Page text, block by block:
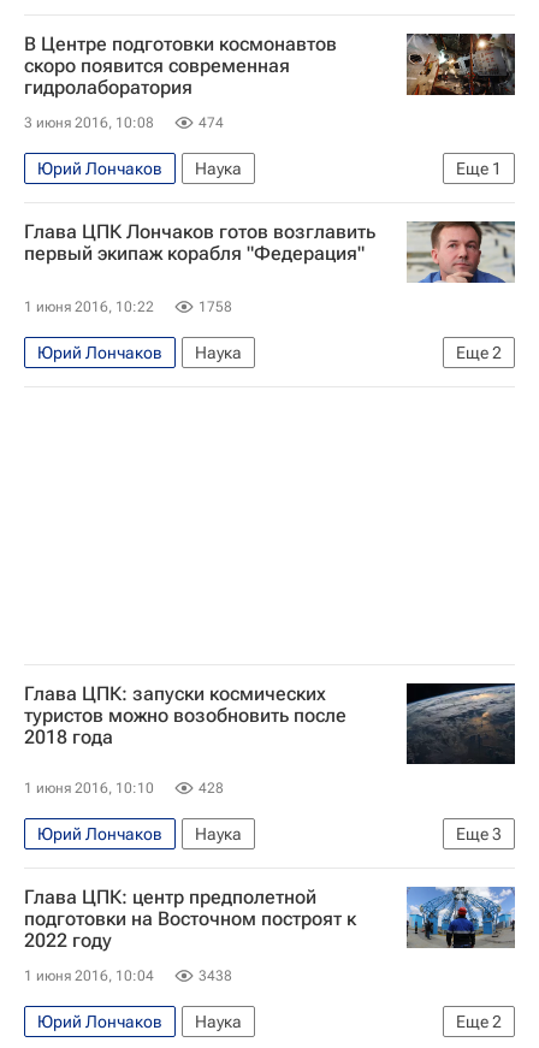
Космос - РИА Наука
Восточный (космодром)
В Центре подготовки космонавтов
скоро появится современная
гидролаборатория
3 июня 2016, 10:08 474
Еще 1
Юрий Лончаков
Наука
Центр подготовки космонавтов
Глава ЦПК Лончаков готов возглавить
первый экипаж корабля "Федерация"
1 июня 2016, 10:22 1758
Еще2
Юрий Лончаков
Наука
Космос - РИА Наука
Россия
Глава ЦПК: запуски космических
туристов можно возобновить после
2018 года
1 июня 2016, 10:10 428
Еще3
Юрий Лончаков
Наука
Космос - РИА Наука
Туризм Россия
Глава ЦПК: центр предполетной
подготовки на Восточном построят к
2022 году
1 июня 2016, 10:04 3438
Еще2
Юрий Лончаков Наука